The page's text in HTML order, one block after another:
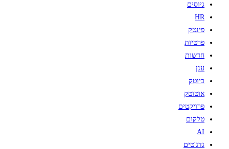
גיוסים
HR
פינטק
פרטיות
חדשות
ענן
ביוטק
אוטוטק
פרויקטים
טלקום
AI
גדג'טים